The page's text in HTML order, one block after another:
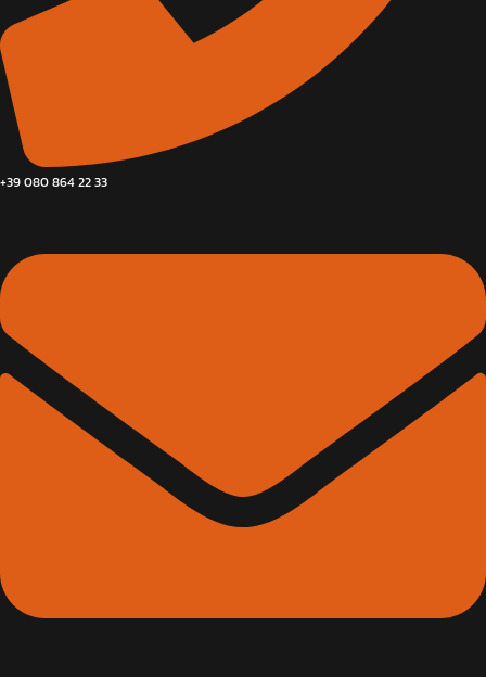
+39 080 864 22 33